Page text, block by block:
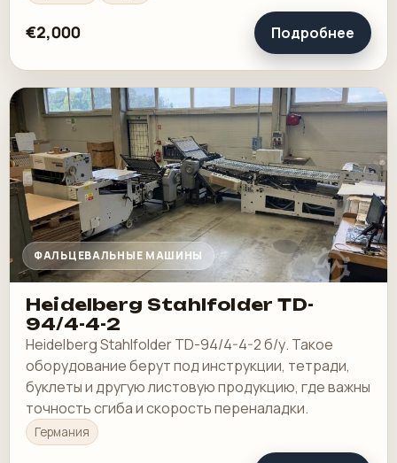
€2,000 Подробнее
ФАЛЬЦЕВАЛЬНЫЕ МАШИНЫ
Heidelberg Stahlfolder TD-
94/4-4-2
Heidelberg Stahlfolder TD-94/4-4-2 б/у. Такое
оборудование берут под инструкции, тетради,
буклеты и другую листовую продукцию, где важны
точность сгиба и скорость переналадки.
Германия